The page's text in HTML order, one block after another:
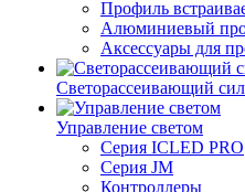
Профиль
Алюминиевый
Аксессуары для
Светорассеивающий
Управление светом
Серия ICLED PRO
Серия JM
Контроллеры